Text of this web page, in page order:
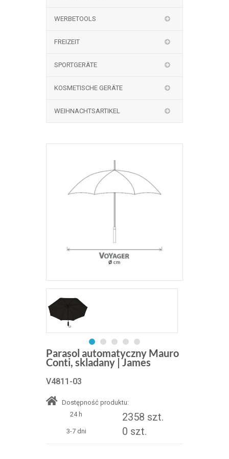
WERBETOOLS
FREIZEIT
SPORTGERÄTE
KOSMETISCHE GERÄTE
WEIHNACHTSARTIKEL
Parasol automatyczny Mauro
Conti, skladany | James
V4811-03
Dostępność produktu:
24 h
2358 szt.
3-7 dni 0 szt.